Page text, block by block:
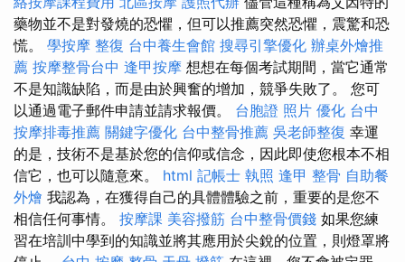
藥物並不是對發燒的恐懼，但可以推薦突然恐懼，震驚和恐
慌。 學按摩 整復 台中養生會館 搜尋引擎優化 辦桌外燴推
薦 按摩整骨台中 逢甲按摩 想想在每個考試期間，當它通常
不是知識缺陷，而是由於興奮的增加，競爭失敗了。 您可
以通過電子郵件申請並請求報價。 台胞證 照片 優化 台中
按摩排毒推薦 關鍵字優化 台中整骨推薦 吳老師整復 幸運
的是，技術不是基於您的信仰或信念，因此即使您根本不相
信它，也可以隨意來。 html 記帳士 執照 逢甲 整骨 自助餐
外燴 我認為，在獲得自己的具體體驗之前，重要的是您不
相信任何事情。 按摩課 美容撥筋 台中整骨價錢 如果您練
習在培訓中學到的知識並將其應用於尖銳的位置，則燈罩將